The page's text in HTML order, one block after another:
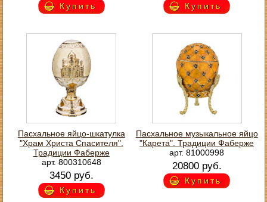
Купить Купить
Пасхальное яйцо-шкатулка
"Храм Христа Спасителя".
Традиции Фаберже
арт. 800310648
3450 руб.
Купить
Пасхальное музыкальное яйцо
"Карета". Традиции Фаберже
арт. 81000998
20800 руб.
Купить